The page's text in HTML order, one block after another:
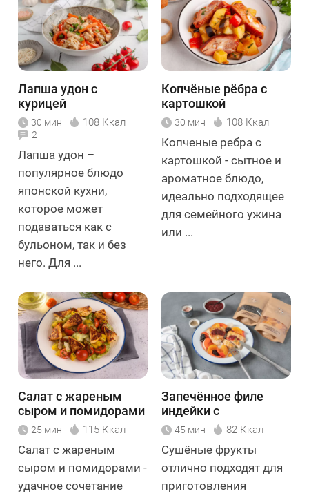
Лапша удон с
курицей
30 мин 108 Ккал
2
Лапша удон –
популярное блюдо
японской кухни,
которое может
подаваться как с
бульоном, так и без
него. Для ...
Копчёные рёбра с
картошкой
30 мин 108 Ккал
Копченые ребра с
картошкой - сытное и
ароматное блюдо,
идеально подходящее
для семейного ужина
или ...
Салат с жареным
сыром и помидорами
25 мин 115 Ккал
Салат с жареным
сыром и помидорами -
удачное сочетание
Запечённое филе
индейки с
сухофруктами
45 мин 82 Ккал
Сушёные фрукты
отлично подходят для
приготовления